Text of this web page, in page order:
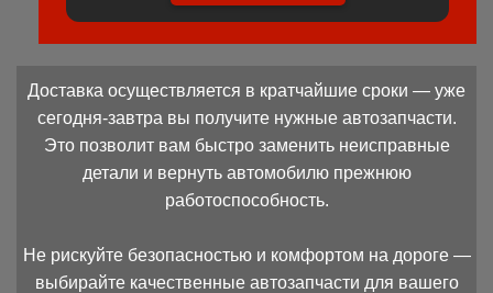
Доставка осуществляется в кратчайшие сроки — уже
сегодня-завтра вы получите нужные автозапчасти.
Это позволит вам быстро заменить неисправные
детали и вернуть автомобилю прежнюю
работоспособность.
Не рискуйте безопасностью и комфортом на дороге —
выбирайте качественные автозапчасти для вашего